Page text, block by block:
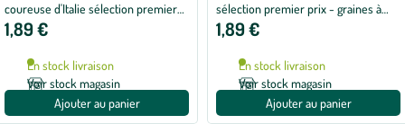
coureuse d'Italie sélection premier
prix - graines à semer
1,89 €
En stock livraison
Voir stock magasin
Ajouter au panier
sélection premier prix - graines à
semer
1,89 €
En stock livraison
Voir stock magasin
Ajouter au panier